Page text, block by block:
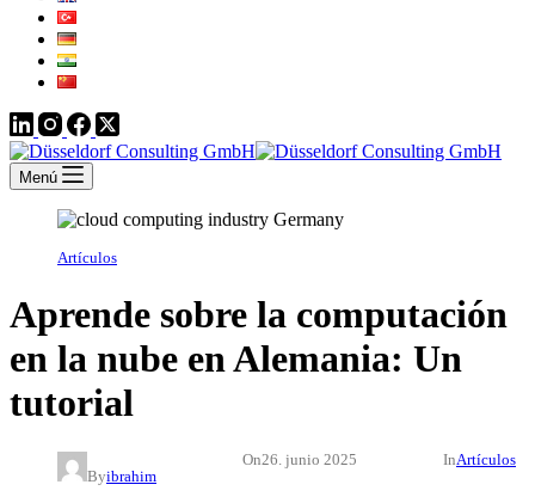
Menú
Artículos
Aprende sobre la computación
en la nube en Alemania: Un
tutorial
Byibrahim
On26. junio 2025 InArtículos